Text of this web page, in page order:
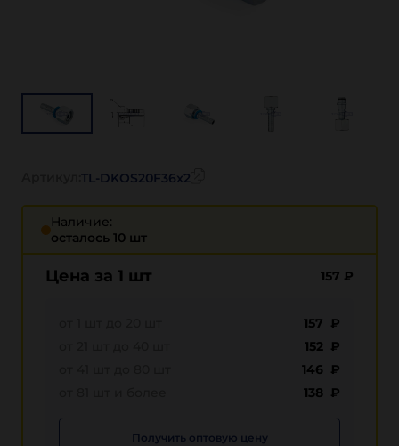
Наличие:
осталось 10 шт
Цена за 1 шт 157 ₽
157 ₽
152 ₽
146 ₽
138 ₽
Получить оптовую цену
TL-DKOS20F36x2